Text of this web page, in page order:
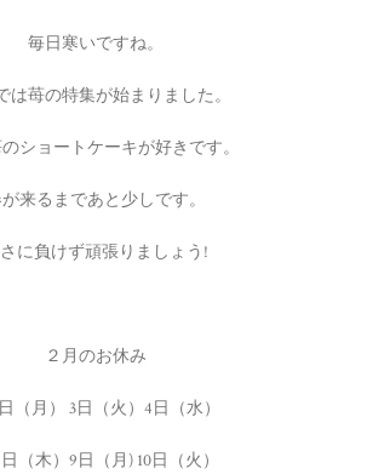
毎日寒いですね。
は苺の特集が始まりました。
ショートケーキが好きです。
来るまであと少しです。
に負けず頑張りましょう!
２月のお休み
（月） 3日（火）4日（水）
（木）9日（月) 10日（火）